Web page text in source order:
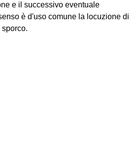
e il successivo eventuale
è d'uso comune la locuzione di